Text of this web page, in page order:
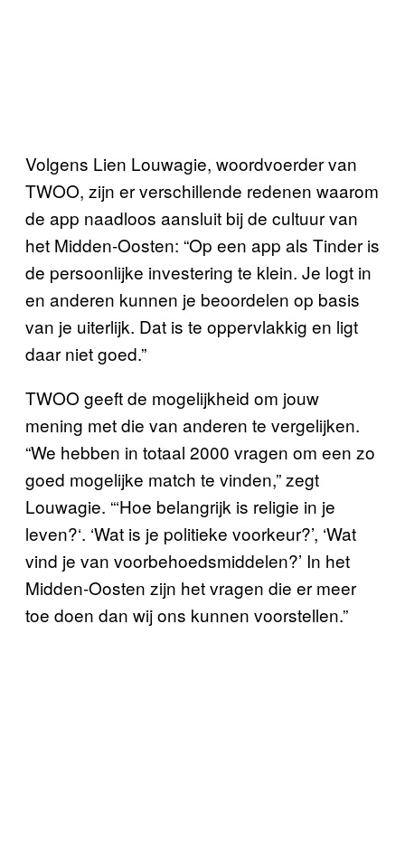
Volgens Lien Louwagie, woordvoerder van
TWOO, zijn er verschillende redenen waarom
de app naadloos aansluit bij de cultuur van
het Midden-Oosten: “Op een app als Tinder is
de persoonlijke investering te klein. Je logt in
en anderen kunnen je beoordelen op basis
van je uiterlijk. Dat is te oppervlakkig en ligt
daar niet goed.”
TWOO geeft de mogelijkheid om jouw
mening met die van anderen te vergelijken.
“We hebben in totaal 2000 vragen om een zo
goed mogelijke match te vinden,” zegt
Louwagie. “‘Hoe belangrijk is religie in je
leven?‘. ‘Wat is je politieke voorkeur?’, ‘Wat
vind je van voorbehoedsmiddelen?’ In het
Midden-Oosten zijn het vragen die er meer
toe doen dan wij ons kunnen voorstellen.”